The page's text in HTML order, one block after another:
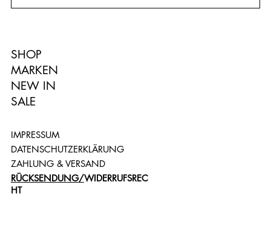
SHOP
MARKEN
NEW IN
SALE
IMPRESSUM
DATENSCHUTZERKLÄRUNG
ZAHLUNG & VERSAND
RÜCKSENDUNG/WIDERRUFSREC
HT